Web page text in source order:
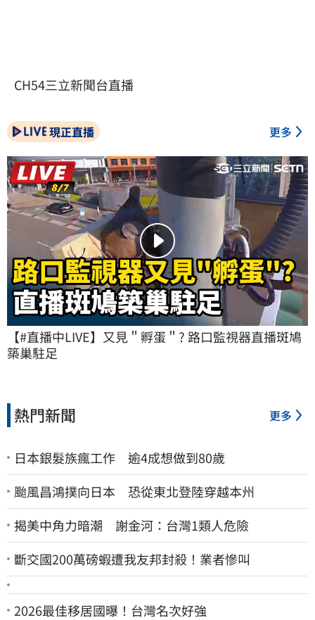
CH54三立新聞台直播
現正直播 更多
【#直播中LIVE】又見＂孵蛋＂? 路口監視器直播斑鳩
築巢駐足
熱門新聞 更多
日本銀髮族瘋工作 逾4成想做到80歲
颱風昌鴻撲向日本 恐從東北登陸穿越本州
揭美中角力暗潮 謝金河：台灣1類人危險
斷交國200萬磅蝦遭我友邦封殺！業者慘叫
2026最佳移居國曝！台灣名次好強